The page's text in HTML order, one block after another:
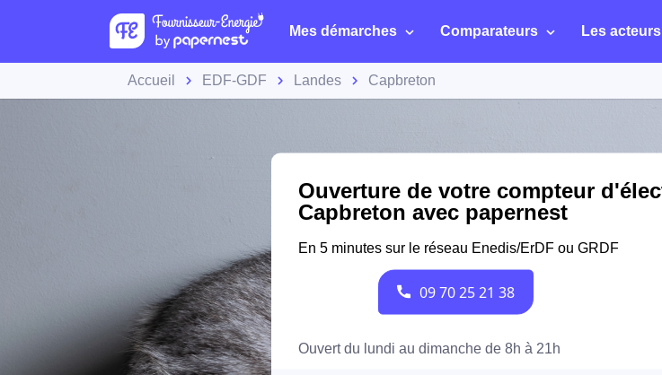
Mes démarches Comparateurs Les acteurs
Accueil EDF-GDF Landes Capbreton